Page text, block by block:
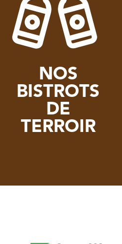
NOS
BISTROTS
DE
TERROIR